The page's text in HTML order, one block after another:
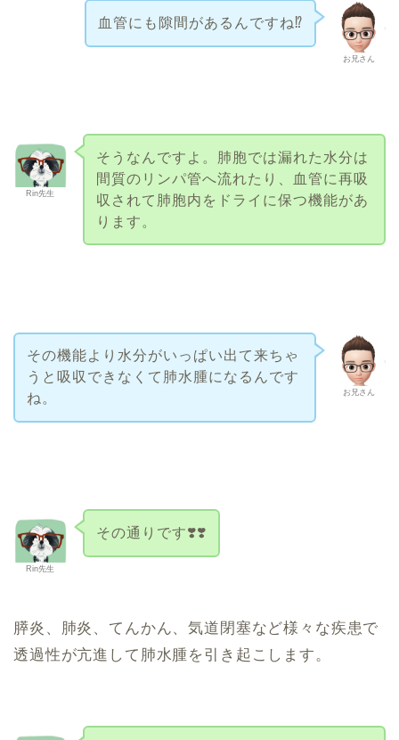
お兄さん
血管にも隙間があるんですね⁉️
Rin先生
そうなんですよ。肺胞では漏れた水分は
間質のリンパ管へ流れたり、血管に再吸
収されて肺胞内をドライに保つ機能があ
ります。
お兄さん
その機能より水分がいっぱい出て来ちゃ
うと吸収できなくて肺水腫になるんです
ね。
Rin先生
その通りです❣️❣️
膵炎、肺炎、てんかん、気道閉塞など様々な疾患で
透過性が亢進して肺水腫を引き起こします。